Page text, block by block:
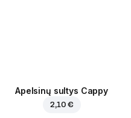
Apelsinų sultys Cappy
2,10 €